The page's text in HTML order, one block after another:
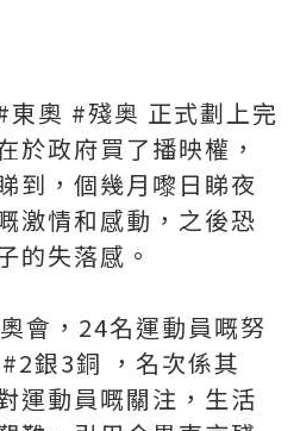
奧 #殘奥 正式劃上完
於政府買了播映權，
到，個幾月嚟日睇夜
激情和感動，之後恐
的失落感。
會，24名運動員嘅努
銀3銅 ，名次係其
運動員嘅關注，生活